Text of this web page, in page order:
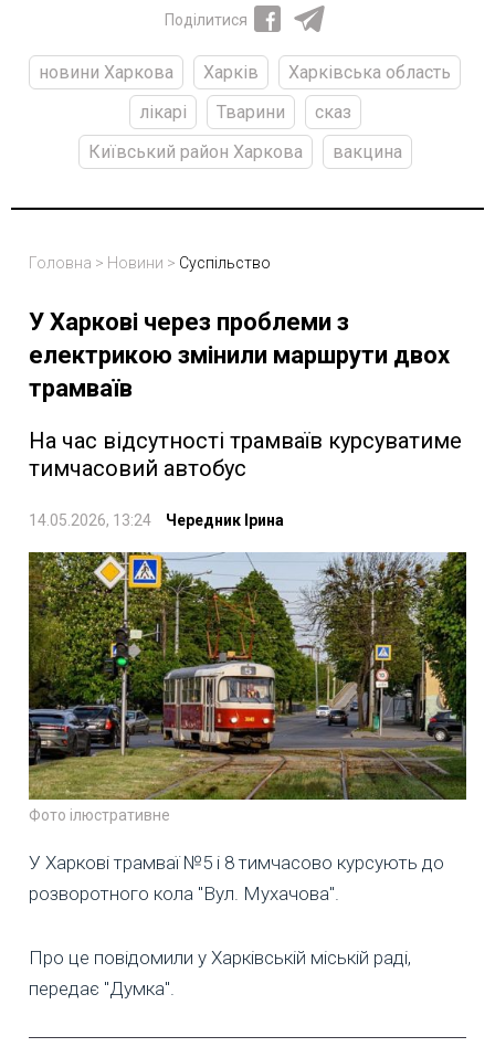
Поділитися
новини Харкова Харків
Харківська область
лікарі
Тварини
сказ
Київський район Харкова
вакцина
Головна > Новини > Суспільство
У Харкові через проблеми з
електрикою змінили маршрути двох
трамваїв
На час відсутності трамваїв курсуватиме
тимчасовий автобус
14.05.2026, 13:24 Чередник Ірина
Фото ілюстративне
У Харкові трамваї №5 і 8 тимчасово курсують до
розворотного кола "Вул. Мухачова".
Про це повідомили у Харківській міській раді,
передає "Думка".